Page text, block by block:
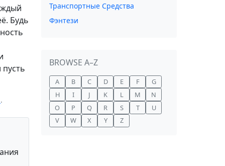
Будь
.
Транспортные Средства
Фэнтези
BROWSE A–Z
A B C D E F
G
H
I J K L M
N
O
P Q R S T
U
V
W X Y Z